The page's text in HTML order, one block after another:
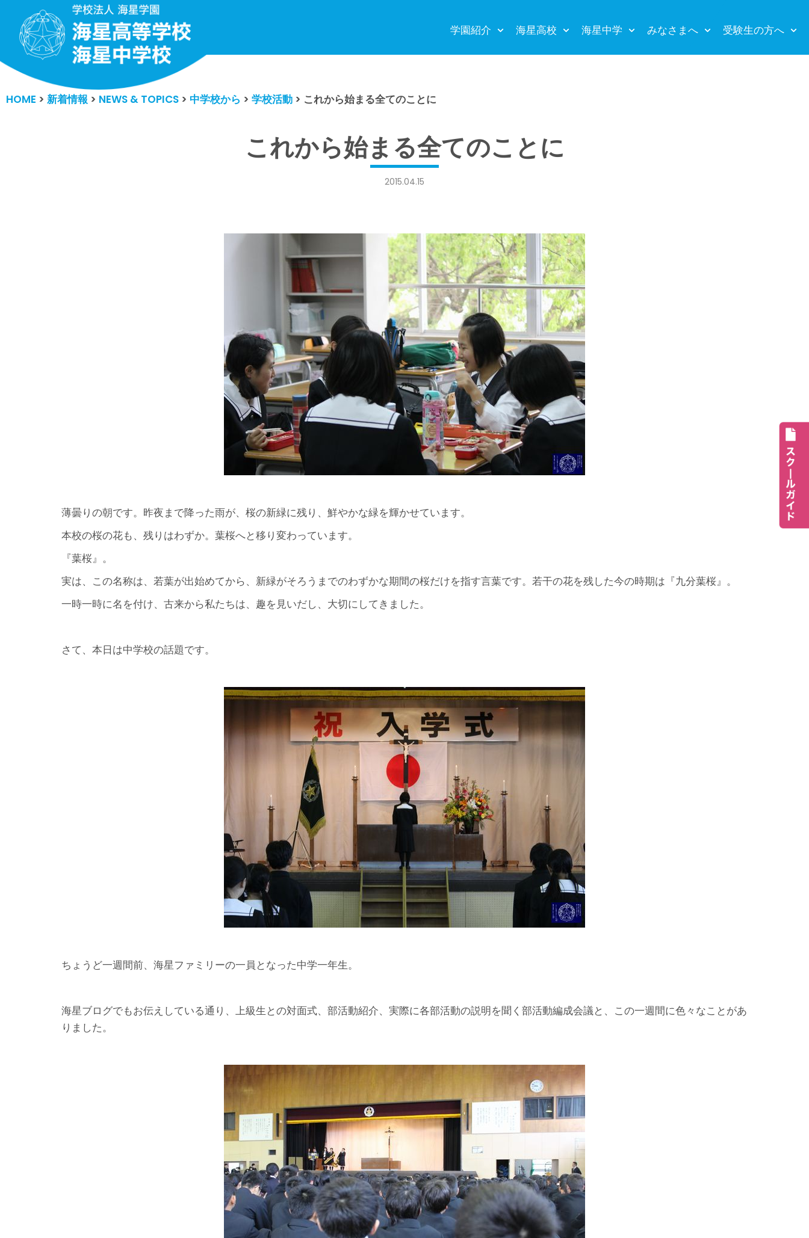
コ
テ
ツ
学園紹介 海星高校 海星中学 みなさまへ 受験生の方へ
HOME > 新着情報> NEWS & TOPICS > 中学校から > 学校活動 > これから始まる全てのことに
これから始まる全てのことに
2015.04.15
薄曇りの朝です。昨夜まで降った雨が、桜の新緑に残り、鮮やかな緑を輝かせています。
本校の桜の花も、残りはわずか。葉桜へと移り変わっています。
『葉桜』。
実は、この名称は、若葉が出始めてから、新緑がそろうまでのわずかな期間の桜だけを指す言葉です。若干の花を残した今の時期は『九分葉桜』。
一時一時に名を付け、古来から私たちは、趣を見いだし、大切にしてきました。
さて、本日は中学校の話題です。
ちょうど一週間前、海星ファミリーの一員となった中学一年生。
海星ブログでもお伝えしている通り、上級生との対面式、部活動紹介、実際に各部活動の説明を聞く部活動編成会議と、この一週間に色々なことがあ
りました。